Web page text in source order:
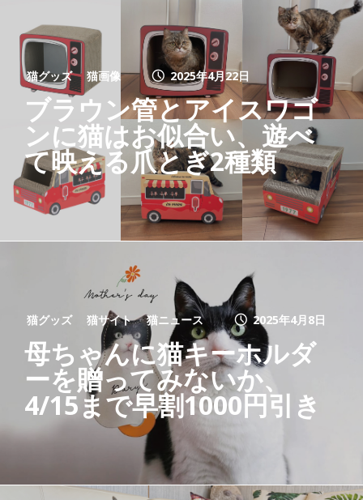
猫グッズ 猫画像 2025年4月22日
ブラウン管とアイスワゴ
ンに猫はお似合い、遊べ
て映える爪とぎ2種類
猫グッズ 猫サイト 猫ニュース 2025年4月8日
母ちゃんに猫キーホルダ
ーを贈ってみないか、
4/15まで早割1000円引き